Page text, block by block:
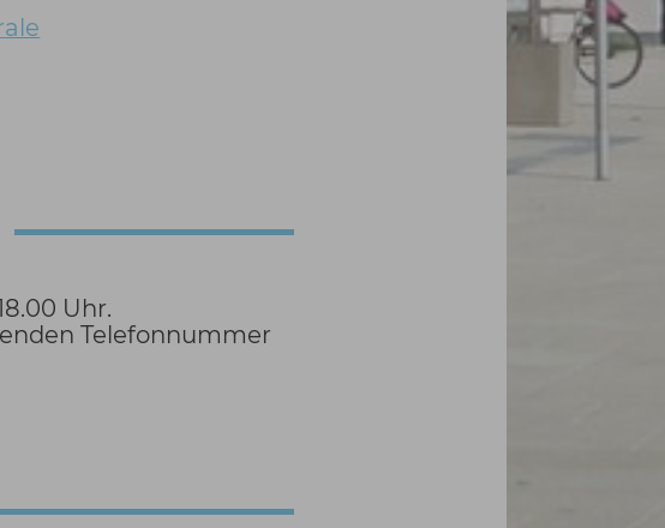
Uhr.
Telefonnummer